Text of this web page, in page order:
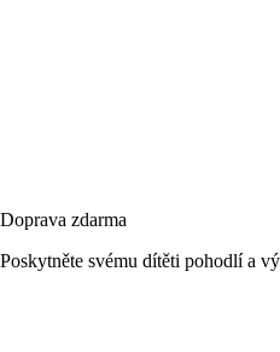
Doprava zdarma
Poskytněte svému dítěti pohodlí a